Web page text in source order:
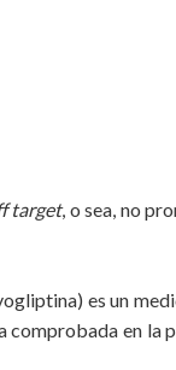
target, o sea, no
es un
en la